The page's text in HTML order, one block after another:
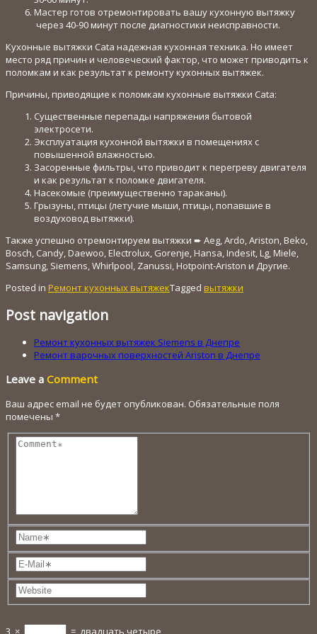
Мастер готов отремонтировать вашу кухонную вытяжку
через 40-90 минут после диагностики неисправности.
Кухонные вытяжки Cata надежная кухонная техника. Но имеет
место ряд причин и человеческий фактор, что может приводить к
поломкам и как результат к ремонту кухонных вытяжек.
Причины, приводящие к поломкам кухонные вытяжки Cata:
Существенные перепады напряжения бытовой
электросети.
Эксплуатация кухонной вытяжки в помещениях с
повышенной влажностью.
Засоренные фильтры, что приводит к перегреву двигателя
и как результат к поломке двигателя.
Насекомые (преимущественно тараканы).
Грызуны, птицы (летучие мыши, птицы, попавшие в
воздуховод вытяжки).
Также успешно отремонтируем вытяжки ➨ Aeg, Ardo, Ariston, Beko,
Bosch, Candy, Daewoo, Electrolux, Gorenje, Hansa, Indesit, Lg, Miele,
Samsung, Siemens, Whirlpool, Zanussi, Hotpoint-Ariston и Другие.
Posted in Ремонт кухонных вытяжекTagged вытяжки
Post navigation
Ремонт кухонных вытяжек Siemens в Днепре
Ремонт варочных поверхностей Ariston в Днепре
Leave a Comment
Ваш адрес email не будет опубликован. Обязательные поля
помечены *
3 × = двадцать четыре